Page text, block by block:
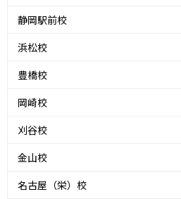
静岡駅前校
浜松校
豊橋校
岡崎校
刈谷校
金山校
名古屋（栄）校